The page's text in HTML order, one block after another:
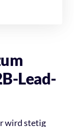
Lead-